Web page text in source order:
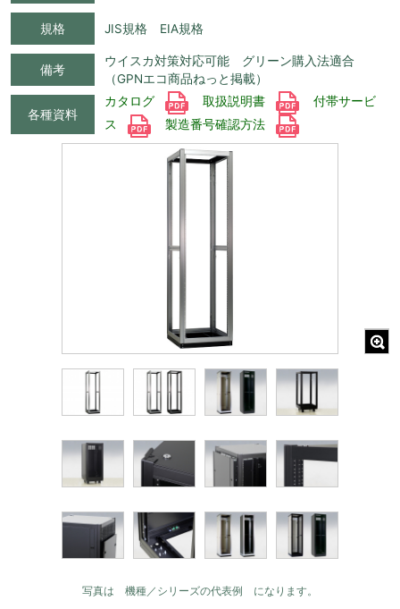
規格 JIS規格 EIA規格
備考
ウイスカ対策対応可能 グリーン購入法適合
（GPNエコ商品ねっと掲載）
各種資料
カタログ 取扱説明書
付帯サービ
ス
製造番号確認方法
写真は 機種／シリーズの代表例 になります。